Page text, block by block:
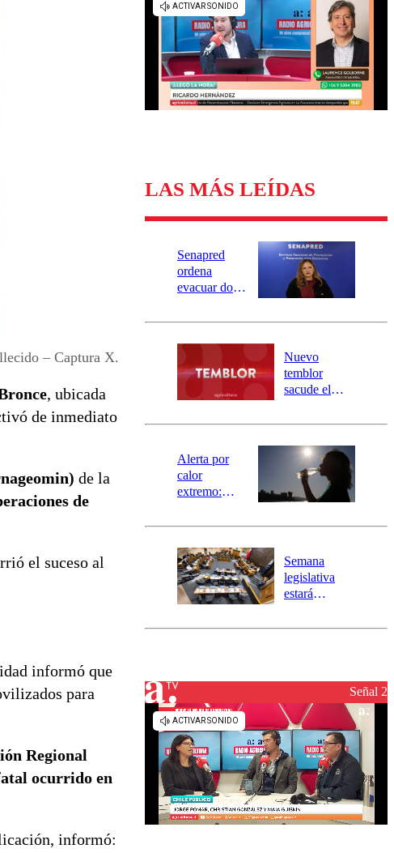
Universidad de Chile
Sustentabilidad
– Captura X.
, ubicada
de inmediato
de la
de
el suceso al
informó que
para
Regional
ocurrido en
informó:
LAS MÁS LEÍDAS
Senapred
ordena
evacuar dos
Carahue por
río Damas:
activa
mensajería
SAE
Nuevo
temblor
sacude el
revisa la
epicentro
Alerta por
calor
extremo:
activa Alerta
Preventiva en
tres comunas
Semana
legislativa
estará
el fin de la
reconstrucciónSeñal 2